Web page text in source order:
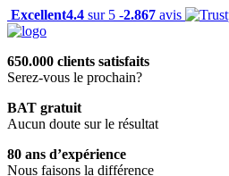
Excellent4.4 sur 5 -2.867 avis
650.000 clients satisfaits
Serez-vous le prochain?
BAT gratuit
Aucun doute sur le résultat
80 ans d’expérience
Nous faisons la différence